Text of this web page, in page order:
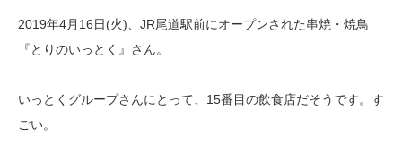
2019年4月16日(火)、JR尾道駅前にオープンされた串焼・焼鳥
『とりのいっとく』さん。
いっとくグループさんにとって、15番目の飲食店だそうです。す
ごい。